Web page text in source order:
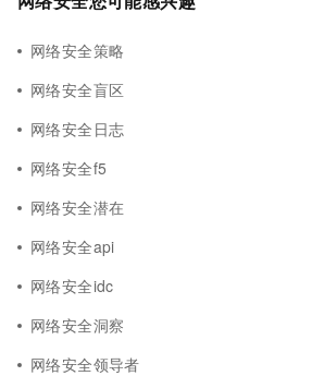
网络安全策略
网络安全盲区
网络安全日志
网络安全f5
网络安全潜在
网络安全api
网络安全idc
网络安全洞察
网络安全领导者